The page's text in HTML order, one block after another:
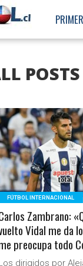
LEER MÁS
FÚTBOL INTERNACIONAL
Zambrano:
Vidal me da
preocupa todo
dirigidos por